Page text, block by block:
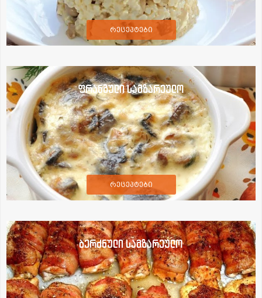
რეცეპტები
ფრანგული სამზარეულო
რეცეპტები
ბერძნული სამზარეულო